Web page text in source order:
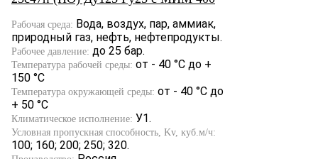
Рабочая среда: Вода, воздух, пар, аммиак,
природный газ, нефть, нефтепродукты.
Рабочее давление: до 25 бар.
Температура рабочей среды: от - 40 °С до +
150 °С
Температура окружающей среды: от - 40 °С до
+ 50 °С
Климатическое исполнение: У1.
Условная пропускная способность, Kv, куб.м/ч:
100; 160; 200; 250; 320.